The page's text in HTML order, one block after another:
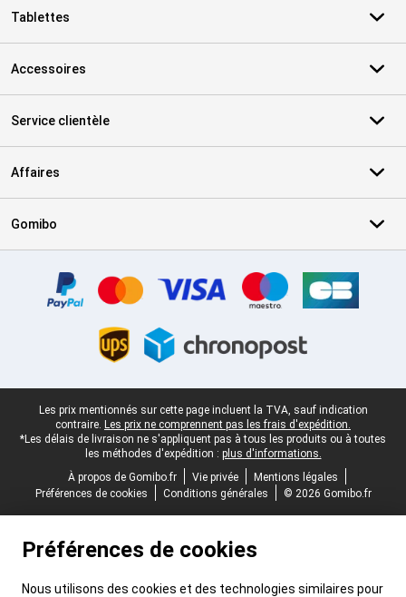
Tablettes
Accessoires
Service clientèle
Affaires
Gomibo
Pied-de-page légal
Les prix mentionnés sur cette page incluent la TVA, sauf indication
contraire. Les prix ne comprennent pas les frais d'expédition.
*Les délais de livraison ne s'appliquent pas à tous les produits ou à toutes
les méthodes d'expédition : plus d'informations.
À propos de Gomibo.fr
Vie privée
Mentions légales
Préférences de cookies
Conditions générales © 2026 Gomibo.fr
Préférences de cookies
Nous utilisons des cookies et des technologies similaires pour